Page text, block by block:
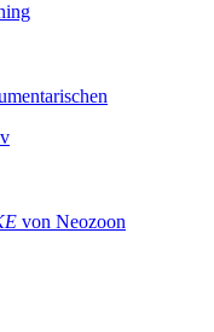
von Neozoon